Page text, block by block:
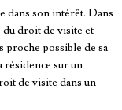
dans son intérêt. Dans
du droit de visite et
proche possible de sa
résidence sur un
de visite dans un